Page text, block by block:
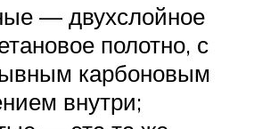
— двухслойное
полотно, с
карбоновым
внутри;